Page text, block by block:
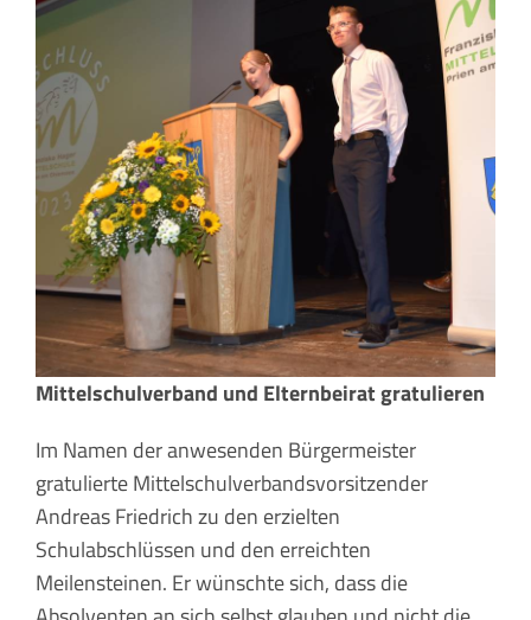
Mittelschulverband und Elternbeirat gratulieren
Im Namen der anwesenden Bürgermeister
gratulierte Mittelschulverbandsvorsitzender
Andreas Friedrich zu den erzielten
Schulabschlüssen und den erreichten
Meilensteinen. Er wünschte sich, dass die